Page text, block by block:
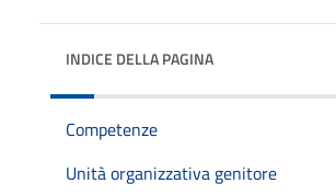
INDICE DELLA PAGINA
Competenze
Unità organizzativa genitore